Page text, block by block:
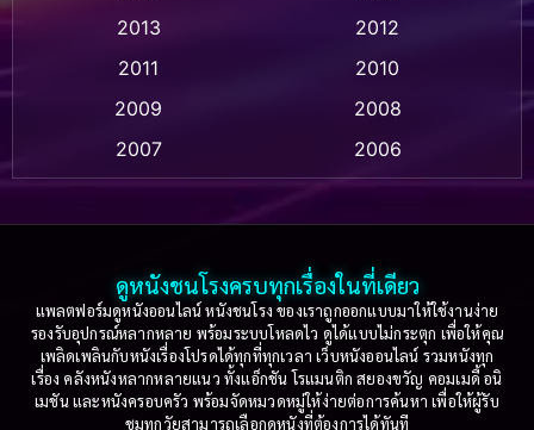
Based on a True Story เรื่องจริง(75)
Based on Novel(16)
Betrayal(1)
Biography(3)
2013
2012
2011
2010
2009
2008
2007
2006
2003
2002
2001
2000
1999
1998
1997
1996
1995
1994
ดูหนังชนโรงครบทุกเรื่องในที่เดียว
แพลตฟอร์มดูหนังออนไลน์ หนังชนโรง ของเราถูกออกแบบมาให้ใช้งานง่าย
รองรับอุปกรณ์หลากหลาย พร้อมระบบโหลดไว ดูได้แบบไม่กระตุก เพื่อให้คุณ
เพลิดเพลินกับหนังเรื่องโปรดได้ทุกที่ทุกเวลา เว็บหนังออนไลน์ รวมหนังทุก
เรื่อง คลังหนังหลากหลายแนว ทั้งแอ็กชัน โรแมนติก สยองขวัญ คอมเมดี้ อนิ
เมชัน และหนังครอบครัว พร้อมจัดหมวดหมู่ให้ง่ายต่อการค้นหา เพื่อให้ผู้รับ
ชมทุกวัยสามารถเลือกดูหนังที่ต้องการได้ทันที